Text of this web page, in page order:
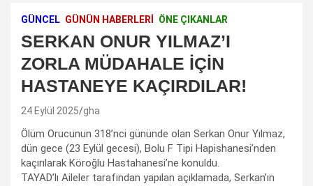
GÜNCEL GÜNÜN HABERLERİ ÖNE ÇIKANLAR
SERKAN ONUR YILMAZ’I
ZORLA MÜDAHALE İÇİN
HASTANEYE KAÇIRDILAR!
24 Eylül 2025 gha
Ölüm Orucunun 318’nci gününde olan Serkan Onur Yılmaz,
dün gece (23 Eylül gecesi), Bolu F Tipi Hapishanesi’nden
kaçırılarak Köroğlu Hastahanesi’ne konuldu.
TAYAD’lı Aileler tarafından yapılan açıklamada, Serkan’ın